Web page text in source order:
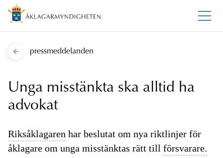
pressmeddelanden
Unga misstänkta ska alltid ha
advokat
Riksåklagaren har beslutat om nya riktlinjer för
åklagare om unga misstänktas rätt till försvarare.